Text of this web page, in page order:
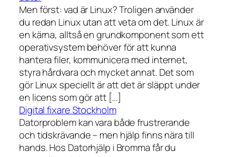
Men först: vad är Linux? Troligen använder
du redan Linux utan att veta om det. Linux är
en kärna, alltså en grundkomponent som ett
operativsystem behöver för att kunna
hantera filer, kommunicera med internet,
styra hårdvara och mycket annat. Det som
gör Linux speciellt är att det är släppt under
en licens som gör att […]
Digital fixare Stockholm
Datorproblem kan vara både frustrerande
och tidskrävande – men hjälp finns nära till
hands. Hos Datorhjälp i Bromma får du